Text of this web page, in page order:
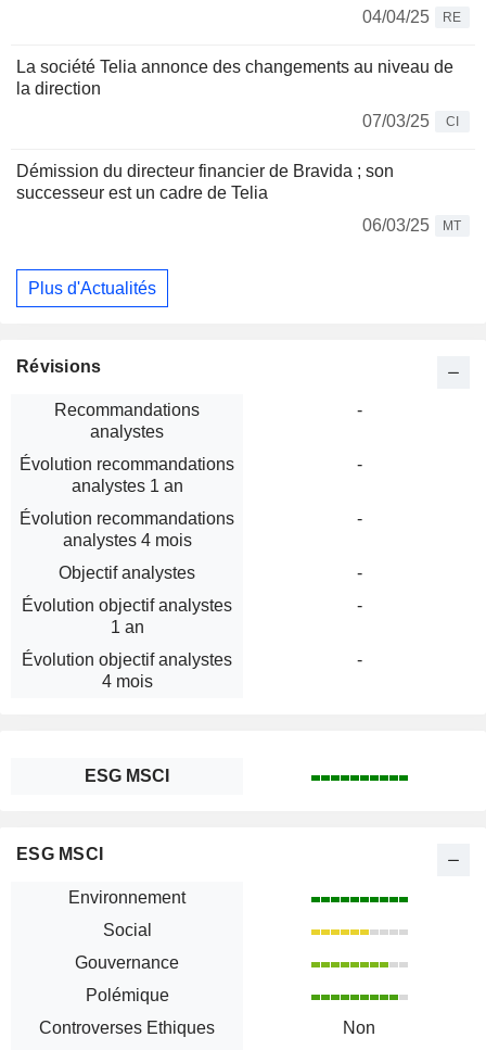
04/04/25 RE
La société Telia annonce des changements au niveau de
la direction
07/03/25
CI
Démission du directeur financier de Bravida ; son
successeur est un cadre de Telia
06/03/25
MT
Plus d'Actualités
Révisions
Recommandations
analystes
-
Évolution recommandations
analystes 1 an
-
Évolution recommandations
analystes 4 mois
-
Objectif analystes
-
Évolution objectif analystes
1 an
-
Évolution objectif analystes
4 mois
-
ESG MSCI
ESG MSCI
Environnement
Social
Gouvernance
Polémique
Controverses Ethiques
Non